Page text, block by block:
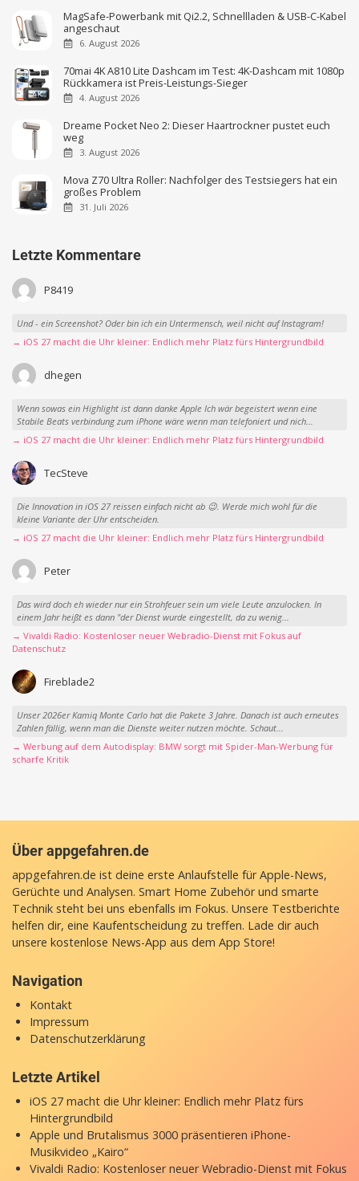
MagSafe-Powerbank mit Qi2.2, Schnellladen & USB-C-Kabel
angeschaut
6. August 2026
70mai 4K A810 Lite Dashcam im Test: 4K-Dashcam mit 1080p
Rückkamera ist Preis-Leistungs-Sieger
4. August 2026
Dreame Pocket Neo 2: Dieser Haartrockner pustet euch
weg
3. August 2026
Mova Z70 Ultra Roller: Nachfolger des Testsiegers hat ein
großes Problem
31. Juli 2026
Letzte Kommentare
P8419
Und - ein Screenshot? Oder bin ich ein Untermensch, weil nicht auf Instagram!
→ iOS 27 macht die Uhr kleiner: Endlich mehr Platz fürs Hintergrundbild
dhegen
Wenn sowas ein Highlight ist dann danke Apple Ich wär begeistert wenn eine
Stabile Beats verbindung zum iPhone wäre wenn man telefoniert und nich...
→ iOS 27 macht die Uhr kleiner: Endlich mehr Platz fürs Hintergrundbild
TecSteve
Die Innovation in iOS 27 reissen einfach nicht ab 😉. Werde mich wohl für die
kleine Variante der Uhr entscheiden.
→ iOS 27 macht die Uhr kleiner: Endlich mehr Platz fürs Hintergrundbild
Peter
Das wird doch eh wieder nur ein Strohfeuer sein um viele Leute anzulocken. In
einem Jahr heißt es dann "der Dienst wurde eingestellt, da zu wenig...
→ Vivaldi Radio: Kostenloser neuer Webradio-Dienst mit Fokus auf
Datenschutz
Fireblade2
Unser 2026er Kamiq Monte Carlo hat die Pakete 3 Jahre. Danach ist auch erneutes
Zahlen fällig, wenn man die Dienste weiter nutzen möchte. Schaut...
→ Werbung auf dem Autodisplay: BMW sorgt mit Spider-Man-Werbung für
scharfe Kritik
Über appgefahren.de
appgefahren.de ist deine erste Anlaufstelle für Apple-News,
Gerüchte und Analysen. Smart Home Zubehör und smarte
Technik steht bei uns ebenfalls im Fokus. Unsere Testberichte
helfen dir, eine Kaufentscheidung zu treffen. Lade dir auch
unsere kostenlose News-App aus dem App Store!
Navigation
Kontakt
Impressum
Datenschutzerklärung
Letzte Artikel
iOS 27 macht die Uhr kleiner: Endlich mehr Platz fürs
Hintergrundbild
Apple und Brutalismus 3000 präsentieren iPhone-
Musikvideo „Kairo“
Vivaldi Radio: Kostenloser neuer Webradio-Dienst mit Fokus